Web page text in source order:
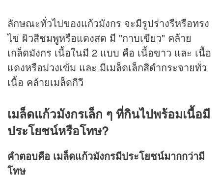
ลักษณะทั่วไปของแก้วมังกร จะมีรูปร่างรีหรือทรง
ไข่ ผิวสีชมพูหรือแดงสด มี "กาบเขียว" คล้าย
เกล็ดมังกร เนื้อในมี 2 แบบ คือ เนื้อขาว และ เนื้อ
แดงหรือม่วงเข้ม และ มีเมล็ดเล็กสีดำกระจายทั่ว
เนื้อ คล้ายเมล็ดกีวี
เมล็ดแก้วมังกรเล็ก ๆ ที่กินไปพร้อมเนื้อมี
ประโยชน์หรือโทษ?
คำตอบคือ เมล็ดแก้วมังกรมีประโยชน์มากกว่ามี
โทษ